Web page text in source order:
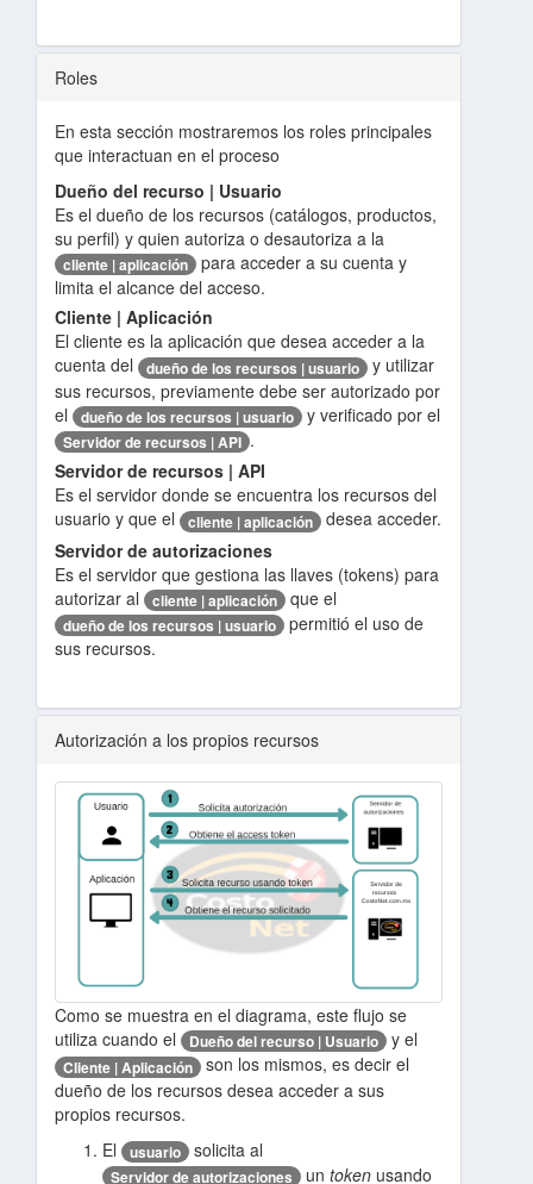
Roles
En esta sección mostraremos los roles principales
que interactuan en el proceso
Dueño del recurso | Usuario
Es el dueño de los recursos (catálogos, productos,
su perfil) y quien autoriza o desautoriza a la
cliente | aplicación
para acceder a su cuenta y
limita el alcance del acceso.
Cliente | Aplicación
El cliente es la aplicación que desea acceder a la
cuenta del
dueño de los recursos | usuario
y utilizar
sus recursos, previamente debe ser autorizado por
el
dueño de los recursos | usuario y verificado por el
Servidor de recursos | API .
Servidor de recursos | API
Es el servidor donde se encuentra los recursos del
usuario y que el
cliente | aplicación
desea acceder.
Servidor de autorizaciones
Es el servidor que gestiona las llaves (tokens) para
autorizar al
cliente | aplicación que el
dueño de los recursos | usuario
permitió el uso de
sus recursos.
Autorización a los propios recursos
Como se muestra en el diagrama, este flujo se
utiliza cuando el
Dueño del recurso | Usuario y el
Cliente | Aplicación
son los mismos, es decir el
dueño de los recursos desea acceder a sus
propios recursos.
El
usuario solicita al
Servidor de autorizaciones un token usando